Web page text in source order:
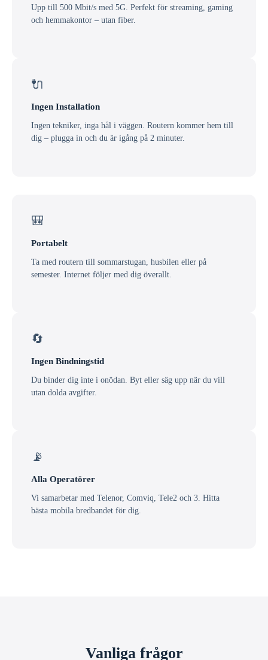
Upp till 500 Mbit/s med 5G. Perfekt för streaming, gaming
och hemmakontor – utan fiber.
🔌
Ingen Installation
Ingen tekniker, inga hål i väggen. Routern kommer hem till
dig – plugga in och du är igång på 2 minuter.
🎒
Portabelt
Ta med routern till sommarstugan, husbilen eller på
semester. Internet följer med dig överallt.
🔄
Ingen Bindningstid
Du binder dig inte i onödan. Byt eller säg upp när du vill
utan dolda avgifter.
📡
Alla Operatörer
Vi samarbetar med Telenor, Comviq, Tele2 och 3. Hitta
bästa mobila bredbandet för dig.
Vanliga frågor